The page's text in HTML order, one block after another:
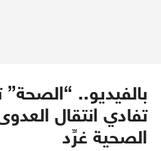
بالفيديو..
تفادي انتقال
الصحية غرِّد